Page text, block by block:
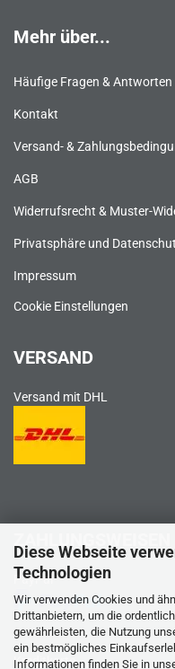
Diese Webseite
Technologien
Wir verwenden Cookies und
Drittanbietern, um die
gewährleisten, die Nutzung
ein bestmögliches
Informationen finden Sie in
Mehr über...
Häufige Fragen & Antworten
Kontakt
Versand- &
AGB
Widerrufsrecht & Muster-
Privatsphäre und
Impressum
Cookie Einstellungen
VERSAND
Versand mit DHL
ZAHLUNGSWEISEN
PayPal
Kreditkarte